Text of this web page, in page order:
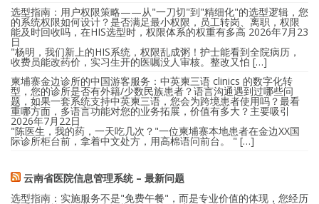
选型指南：用户权限策略——从"一刀切"到"精细化"的选型逻辑，您
的系统权限如何设计？是否满足最小权限，员工转岗、离职，权限
能及时回收吗，在HIS选型时，权限体系的权重有多高 2026年7月23
日
"杨明，我们新上的HIS系统，权限乱成粥！护士能看到全院病历，
收费员能改药价，实习生开的医嘱没人审核。整改又怕 […]
柬埔寨金边诊所的中国游客服务：中英柬三语 clinics 的数字化转
型，您的诊所是否有外籍/少数民族患者？语言沟通遇到过哪些问
题，如果一套系统支持中英柬三语，您会为跨境患者使用吗？最看
重哪方面，多语言功能对您的业务拓展，价值有多大？主要吸引
2026年7月22日
"陈医生，我的药，一天吃几次？"一位柬埔寨本地患者在金边XX国
际诊所柜台前，拿着中文处方，用高棉语问前台。 " […]
云南省医院信息管理系统 – 最新问题
选型指南：实施服务不是"免费午餐"，而是专业价值的体现，您经历